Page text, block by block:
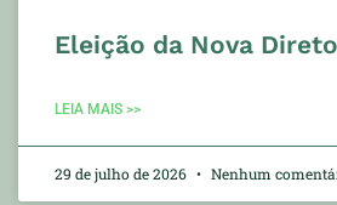
Eleição da Nova
LEIA MAIS >>
29 de julho de 2026 Nenhum